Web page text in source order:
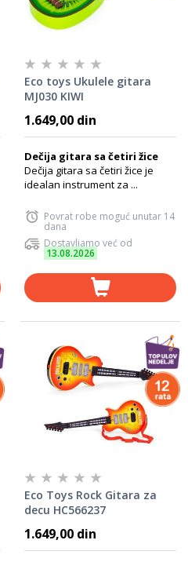
Eco toys Ukulele gitara
MJ030 KIWI
1.649,00 din
Dečija gitara sa četiri žice
Dečija gitara sa četiri žice je
idealan instrument za ...
Povrat robe moguć unutar 14
dana
Dostavljamo već od
13.08.2026
Eco Toys Rock Gitara za
decu HC566237
1.649,00 din